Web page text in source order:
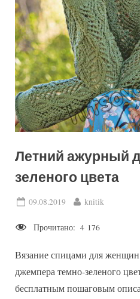
Летний ажурный
зеленого цвета
Posted
09.08.2019 By
knitik
Прочитано: 4 176
Вязание спицами для
джемпера темно-зеленого
бесплатным пошаговым